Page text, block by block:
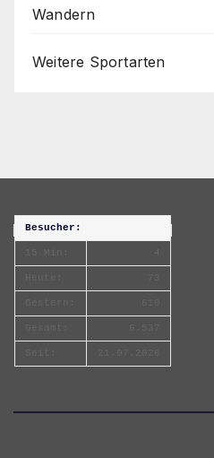
Wandern
Weitere Sportarten
Besucher: